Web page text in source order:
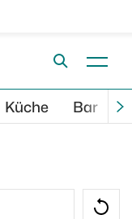
Küche Bar